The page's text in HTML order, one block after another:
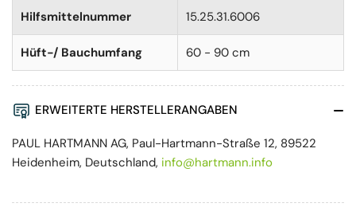
Hilfsmittelnummer 15.25.31.6006
Hüft-/ Bauchumfang 60 - 90 cm
ERWEITERTE HERSTELLERANGABEN
PAUL HARTMANN AG, Paul-Hartmann-Straße 12, 89522
Heidenheim, Deutschland, info@hartmann.info